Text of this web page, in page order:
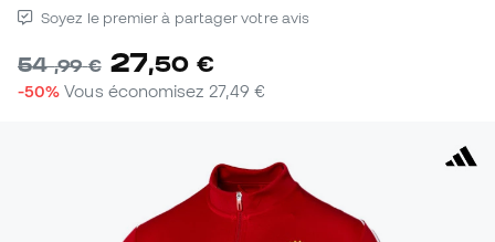
Soyez le premier à partager votre avis
54,99 € 27,50 €
-50% Vous économisez 27,49 €